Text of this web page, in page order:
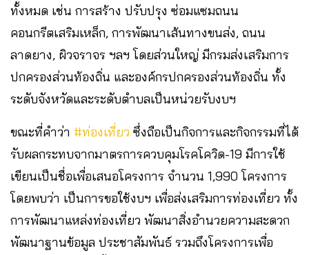
ทั้งหมด เช่น การสร้าง ปรับปรุง ซ่อมแซมถนน
คอนกรีตเสริมเหล็ก, การพัฒนาเส้นทางขนส่ง, ถนน
ลาดยาง, ผิวจราจร ฯลฯ โดยส่วนใหญ่ มีกรมส่งเสริมการ
ปกครองส่วนท้องถิ่น และองค์กรปกครองส่วนท้องถิ่น ทั้ง
ระดับจังหวัดและระดับตำบลเป็นหน่วยรับงบฯ
ขณะที่คำว่า #ท่องเที่ยว ซึ่งถือเป็นกิจการและกิจกรรมที่ได้
รับผลกระทบจากมาตรการควบคุมโรคโควิด-19 มีการใช้
เขียนเป็นชื่อเพื่อเสนอโครงการ จำนวน 1,990 โครงการ
โดยพบว่า เป็นการขอใช้งบฯ เพื่อส่งเสริมการท่องเที่ยว ทั้ง
การพัฒนาแหล่งท่องเที่ยว พัฒนาสิ่งอำนวยความสะดวก
พัฒนาฐานข้อมูล ประชาสัมพันธ์ รวมถึงโครงการเพื่อ